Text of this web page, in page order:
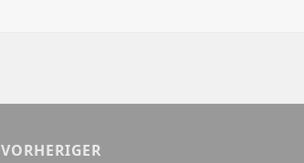
VORHERIGER